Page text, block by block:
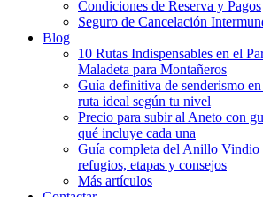
Condiciones de Reserva y Pagos
Seguro de Cancelación
Blog
10 Rutas Indispensables en el
Maladeta para Montañeros
Guía definitiva de senderismo
ruta ideal según tu nivel
Precio para subir al Aneto con
qué incluye cada una
Guía completa del Anillo Vindio
refugios, etapas y consejos
Más artículos